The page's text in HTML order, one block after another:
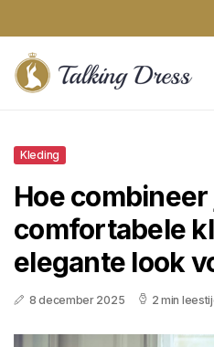
Kleding
Hoe combineer
comfortabele
elegante look
8 december 2025 2 min